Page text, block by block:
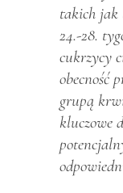
takich jak
24.-28.
cukrzycy
obecność
grupą
kluczowe